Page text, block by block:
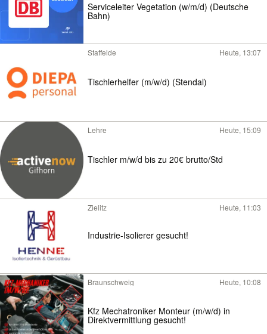
Serviceleiter Vegetation (w/m/d) (Deutsche
Bahn)
Staffelde Heute, 13:07
Tischlerhelfer (m/w/d) (Stendal)
Lehre Heute, 15:09
Tischler m/w/d bis zu 20€ brutto/Std
Zielitz Heute, 11:03
Industrie-Isolierer gesucht!
Braunschweig Heute, 10:08
Kfz Mechatroniker Monteur (m/w/d) in
Direktvermittlung gesucht!